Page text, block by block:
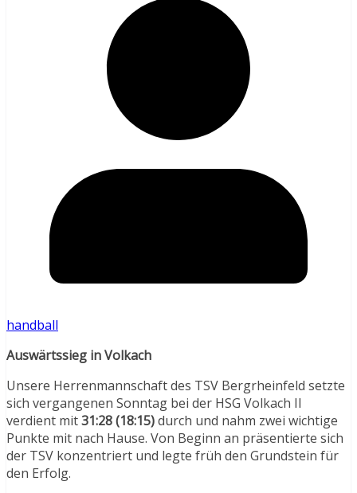
handball
Auswärtssieg in Volkach
Unsere Herrenmannschaft des TSV Bergrheinfeld setzte
sich vergangenen Sonntag bei der HSG Volkach II
verdient mit31:28 (18:15)durch und nahm zwei wichtige
Punkte mit nach Hause. Von Beginn an präsentierte sich
der TSV konzentriert und legte früh den Grundstein für
den Erfolg.